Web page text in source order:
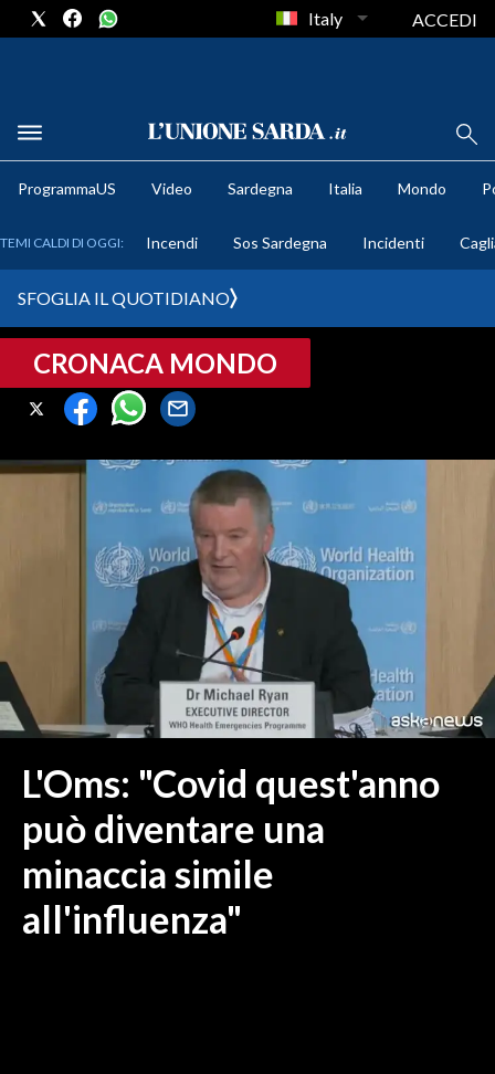
METEO
CRONACA SARDEGNA
CAGLIARI
SULCIS IGLESIENTE
MEDIO CAMPIDANO
ORISTANO E PROVINCIA
SASSARI E PROVINCIA
NUORO E PROVINCIA
OGLIASTRA
AGENDA
ITALIA
MONDO
POLITICA
ECONOMIA
Italy ACCEDI
ProgrammaUS Video Sardegna Italia Mondo
TEMI CALDI DI OGGI: Incendi Sos Sardegna Incidenti
SFOGLIA IL QUOTIDIANO
CRONACA MONDO
L'Oms: "Covid quest'anno
può diventare una
minaccia simile
all'influenza"